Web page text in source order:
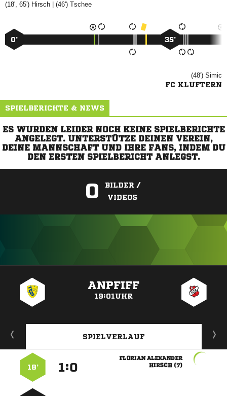
(18', 65')  | (46') 
0’ 35’
(48') 
FC KLUFTERN
SPIELBERICHTE & NEWS
ES WURDEN LEIDER NOCH KEINE SPIELBERICHTE
ANGELEGT. UNTERSTÜTZE DEINEN VEREIN,
DEINE MANNSCHAFT UND IHRE FANS, INDEM DU
DEN ERSTEN SPIELBERICHT ANLEGST.
0
BILDER /
VIDEOS
ANPFIFF
19:01UHR
SPIELVERLAUF
 
 
:
18’